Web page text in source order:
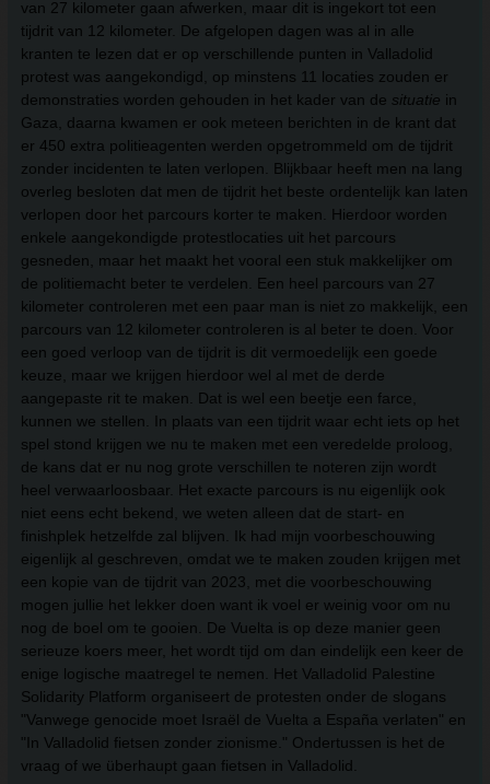
van 27 kilometer gaan afwerken, maar dit is ingekort tot een
tijdrit van 12 kilometer. De afgelopen dagen was al in alle
kranten te lezen dat er op verschillende punten in Valladolid
protest was aangekondigd, op minstens 11 locaties zouden er
demonstraties worden gehouden in het kader van de situatie in
Gaza, daarna kwamen er ook meteen berichten in de krant dat
er 450 extra politieagenten werden opgetrommeld om de tijdrit
zonder incidenten te laten verlopen. Blijkbaar heeft men na lang
overleg besloten dat men de tijdrit het beste ordentelijk kan laten
verlopen door het parcours korter te maken. Hierdoor worden
enkele aangekondigde protestlocaties uit het parcours
gesneden, maar het maakt het vooral een stuk makkelijker om
de politiemacht beter te verdelen. Een heel parcours van 27
kilometer controleren met een paar man is niet zo makkelijk, een
parcours van 12 kilometer controleren is al beter te doen. Voor
een goed verloop van de tijdrit is dit vermoedelijk een goede
keuze, maar we krijgen hierdoor wel al met de derde
aangepaste rit te maken. Dat is wel een beetje een farce,
kunnen we stellen. In plaats van een tijdrit waar echt iets op het
spel stond krijgen we nu te maken met een veredelde proloog,
de kans dat er nu nog grote verschillen te noteren zijn wordt
heel verwaarloosbaar. Het exacte parcours is nu eigenlijk ook
niet eens echt bekend, we weten alleen dat de start- en
finishplek hetzelfde zal blijven. Ik had mijn voorbeschouwing
eigenlijk al geschreven, omdat we te maken zouden krijgen met
een kopie van de tijdrit van 2023, met die voorbeschouwing
mogen jullie het lekker doen want ik voel er weinig voor om nu
nog de boel om te gooien. De Vuelta is op deze manier geen
serieuze koers meer, het wordt tijd om dan eindelijk een keer de
enige logische maatregel te nemen. Het Valladolid Palestine
Solidarity Platform organiseert de protesten onder de slogans
"Vanwege genocide moet Israël de Vuelta a España verlaten" en
"In Valladolid fietsen zonder zionisme." Ondertussen is het de
vraag of we überhaupt gaan fietsen in Valladolid.